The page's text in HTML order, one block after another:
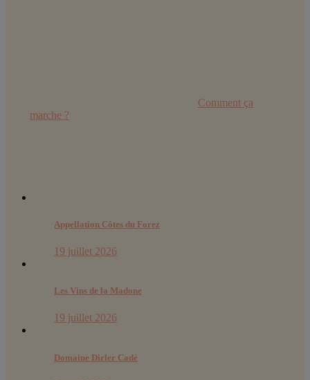
Comment ça
marche ?
Appellation Côtes du Forez
19 juillet 2026
Les Vins de la Madone
19 juillet 2026
Domaine Dirler Cadé